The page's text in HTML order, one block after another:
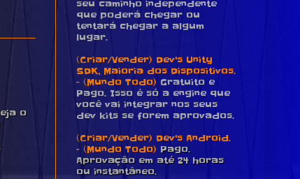
o
seu caminho independente
que poderá chegar ou
tentará chegar a algum
lugar.
(Criar/Vender) Dev's Unity
SDK, Maioria dos Dispositivos.
- (Mundo Todo) Gratuito e
Pago. Isso é só a engine que
você vai integrar nos seus
dev kits se forem aprovados.
(Criar/Vender) Dev's Android.
- (Mundo Todo) Pago.
Aprovação em até 24 horas
ou instantâneo.